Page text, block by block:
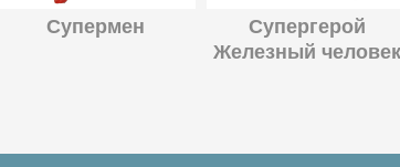
Супермен
Супергерой
Железный человек